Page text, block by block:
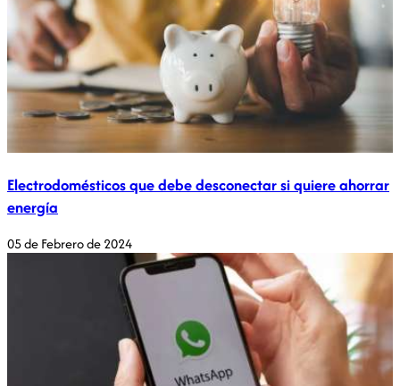
Electrodomésticos que debe desconectar si quiere ahorrar
energía
05 de Febrero de 2024